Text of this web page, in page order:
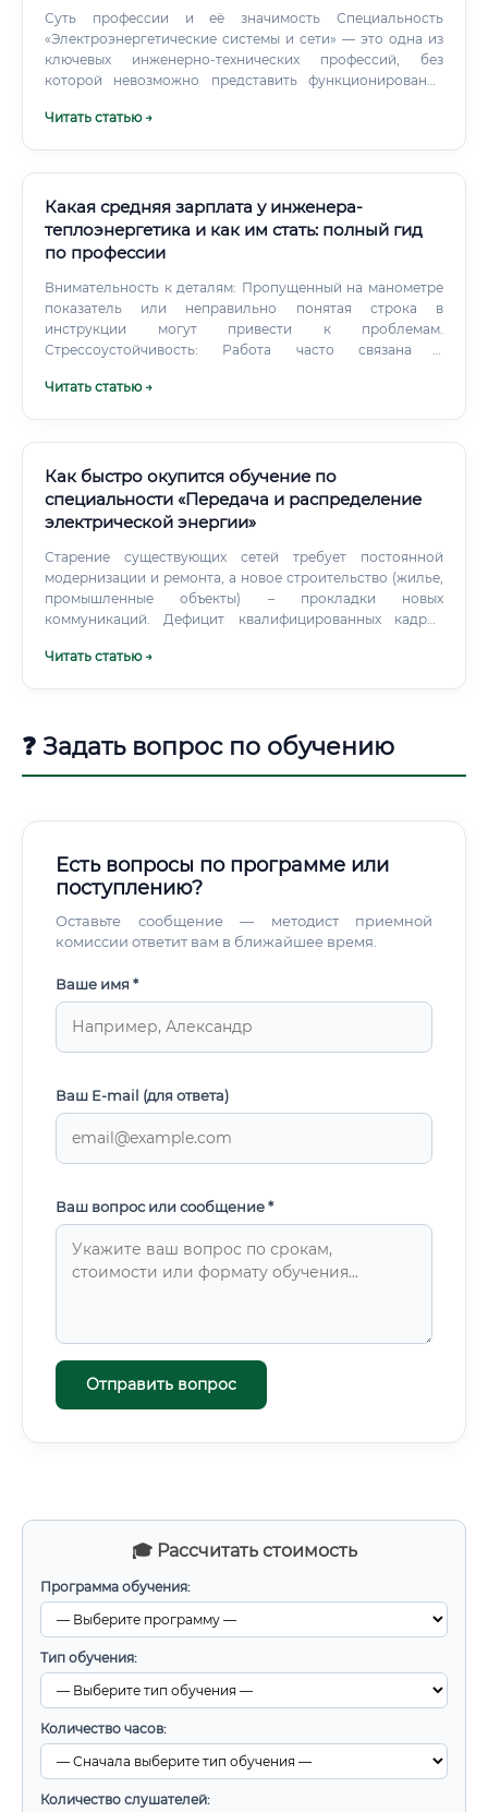
🎓 Рассчитать стоимость
Программа обучения:
Тип обучения:
Количество часов:
Количество слушателей:
Суть профессии и её значимость Специальность
«Электроэнергетические системы и сети» — это одна из
ключевых инженерно-технических профессий, без
которой невозможно представить функционирование
основой промышленности, транспорта, медицины,
преобразование электрической энергии от источников
генерации до конечных потребителей.
Читать статью →
Какая средняя зарплата у инженера-
теплоэнергетика и как им стать: полный гид
по профессии
Внимательность к деталям: Пропущенный на манометре
показатель или неправильно понятая строка в
инструкции могут привести к проблемам.
Стрессоустойчивость: Работа часто связана с
взвешенных решений.
Читать статью →
Как быстро окупится обучение по
специальности «Передача и распределение
электрической энергии»
Старение существующих сетей требует постоянной
модернизации и ремонта, а новое строительство (жилье,
промышленные объекты) – прокладки новых
коммуникаций. Дефицит квалифицированных кадров
Читать статью →
❓ Задать вопрос по обучению
Есть вопросы по программе или
поступлению?
Оставьте сообщение — методист приемной
комиссии ответит вам в ближайшее время.
Ваше имя *
Ваш E-mail (для ответа)
Ваш вопрос или сообщение *
Отправить вопрос